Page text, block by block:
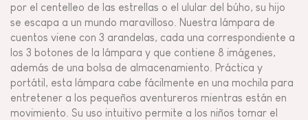
por el centelleo de las estrellas o el ulular del búho, su hijo
se escapa a un mundo maravilloso. Nuestra lámpara de
cuentos viene con 3 arandelas, cada una correspondiente a
los 3 botones de la lámpara y que contiene 8 imágenes,
además de una bolsa de almacenamiento. Práctica y
portátil, esta lámpara cabe fácilmente en una mochila para
entretener a los pequeños aventureros mientras están en
movimiento. Su uso intuitivo permite a los niños tomar el